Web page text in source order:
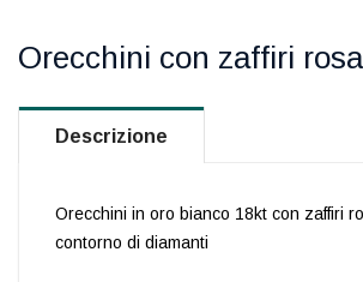
Orecchini con zaffiri rosa
Descrizione
Orecchini in oro bianco 18kt con zaffiri
contorno di diamanti